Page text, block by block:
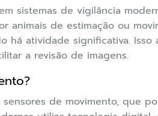
sistemas de vigilância
animais de estimação ou
há atividade significativa.
a revisão de imagens.
de movimento, que